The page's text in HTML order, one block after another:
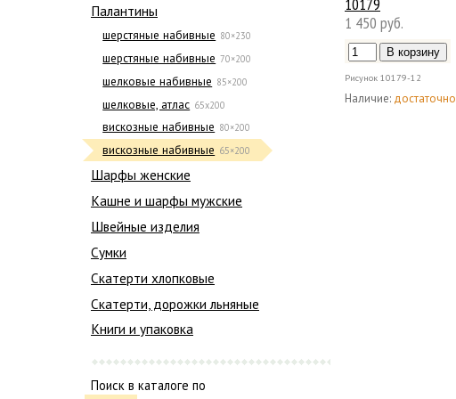
Палантины
шерстяные набивные 80×230
шерстяные набивные 70×200
шелковые набивные 85×200
шелковые, атлас 65х200
вискозные набивные 80×200
вискозные набивные 65×200
Шарфы женские
Кашне и шарфы мужские
Швейные изделия
Сумки
Скатерти хлопковые
Скатерти, дорожки льняные
Книги и упаковка
Поиск в каталоге по
1 450 руб.
Рисунок 10179-12
Наличие: достаточно